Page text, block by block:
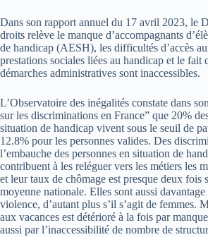
Dans son rapport annuel du 17 avril 2023, le
droits relève le manque d’accompagnants
de handicap (AESH), les difficultés d’accès
prestations sociales liées au handicap et le fait
démarches administratives sont inaccessibles.
L’Observatoire des inégalités constate dans
sur les discriminations en France” que 20%
situation de handicap vivent sous le seuil de
12.8% pour les personnes valides. Des
l’embauche des personnes en situation de
contribuent à les reléguer vers les métiers les
et leur taux de chômage est presque deux fois
moyenne nationale. Elles sont aussi davantage
violence, d’autant plus s’il s’agit de femmes.
aux vacances est détérioré à la fois par
aussi par l’inaccessibilité de nombre de